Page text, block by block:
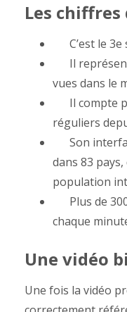
Les chiffres
C’est le
Il
vues dans le
Il compte
réguliers
Son
dans 83
population
Plus de
chaque
Une vidéo
Une fois la vidéo